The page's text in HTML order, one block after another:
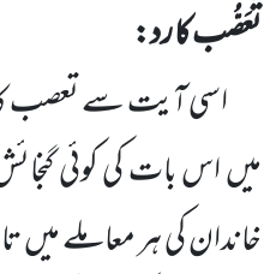
تَعَصُّب کا رد:
اسی آیت سے تعصب کا
میں اس بات کی کوئی
خاندان کیہر معاملے میں